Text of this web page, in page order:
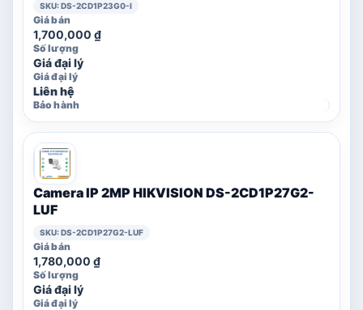
SKU: DS-2CD1P23G0-I
1,700,000 ₫
Giá đại lý
Liên hệ
Camera IP 2MP HIKVISION DS-2CD1P27G2-
LUF
SKU: DS-2CD1P27G2-LUF
1,780,000 ₫
Giá đại lý